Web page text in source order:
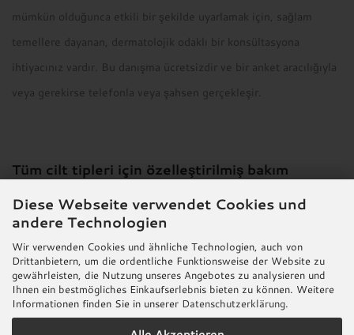
Diese Webseite verwendet Cookies und
andere Technologien
Wir verwenden Cookies und ähnliche Technologien, auch von
Drittanbietern, um die ordentliche Funktionsweise der Website zu
gewährleisten, die Nutzung unseres Angebotes zu analysieren und
Ihnen ein bestmögliches Einkaufserlebnis bieten zu können. Weitere
Informationen finden Sie in unserer Datenschutzerklärung.
mümkün olduğunca etkili bir şekilde uyarlamak için, sağlam
temellere dayanan, dermatolojik odaklı bir konsültasyona
ihtiyacınız vardır. Bu danışma ücretsizdir ve bir anket aracılığıyla
veya gerekirse telefonla veya şahsen gerçekleşir.
Tüm cilt tipleri için özelleştirilmiş bakım
dermaviduals® baz kremleri ve bireysel olarak seçilmiş aktif
bileşenlerin benzersiz kombinasyonu, cildinizin ihtiyaçlarına
mükemmel şekilde uyarlanmış bir cilt bakım sistemi ile
sonuçlanır. İstediğiniz kremi ve eğer biliniyorsa optimum DMS®
baz krem tipini seçin.